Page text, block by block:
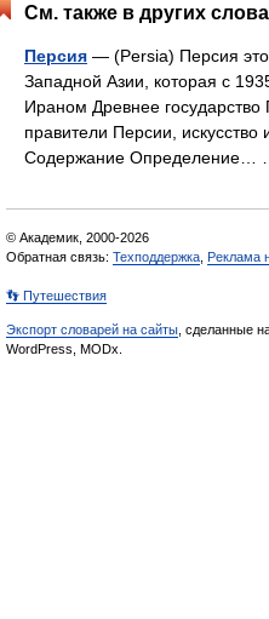
См. также в других
Персия — (Persia) Персия
Западной Азии, которая с
Ираном Древнее государство
правители Персии,
Содержание
© Академик, 2000-2026
Обратная связь: Техподдержка Реклама
👣 Путешествия
Экспорт словарей на сайты , сделанные
WordPress, MODx.